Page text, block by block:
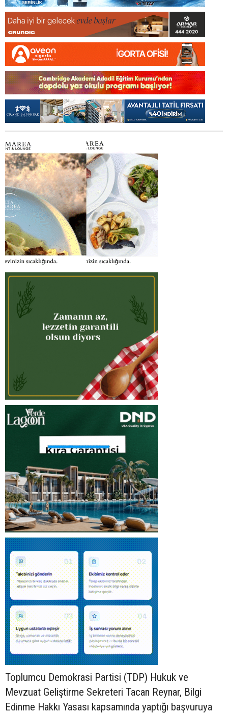
Toplumcu Demokrasi Partisi (TDP) Hukuk ve
Mevzuat Geliştirme Sekreteri Tacan Reynar, Bilgi
Edinme Hakkı Yasası kapsamında yaptığı başvuruya